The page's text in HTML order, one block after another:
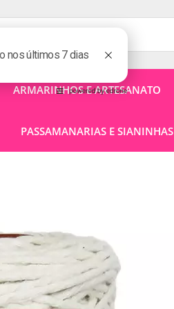
ARMARINHOS E ARTESANATO
PASSAMANARIAS E SIANINHAS